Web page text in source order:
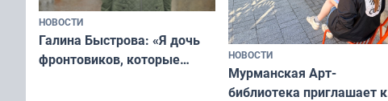
НОВОСТИ
Галина Быстрова: «Я дочь
фронтовиков, которые
НОВОСТИ
Мурманская Арт-
библиотека приглашает к